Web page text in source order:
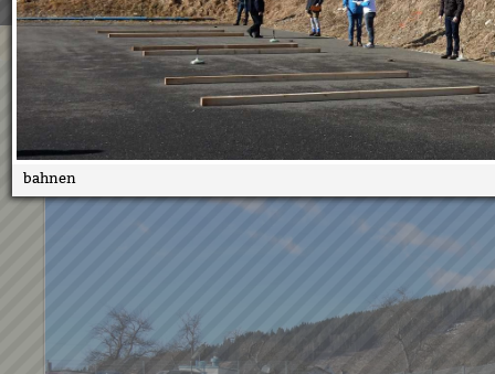
1. Marktpokaleisschießen
27.02.2017
bahnen